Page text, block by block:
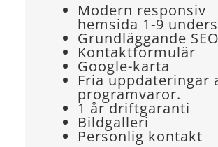
Modern responsiv
hemsida 1-9
Grundläggande SEO
Kontaktformulär
Google-karta
Fria uppdateringar
programvaror.
1 år driftgaranti
Bildgalleri
Personlig kontakt